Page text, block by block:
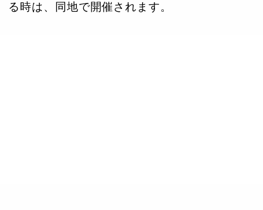
る時は、同地で開催されます。